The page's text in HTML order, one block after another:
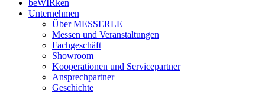
beWIRken
Unternehmen
Über MESSERLE
Messen und Veranstaltungen
Fachgeschäft
Showroom
Kooperationen und Servicepartner
Ansprechpartner
Geschichte